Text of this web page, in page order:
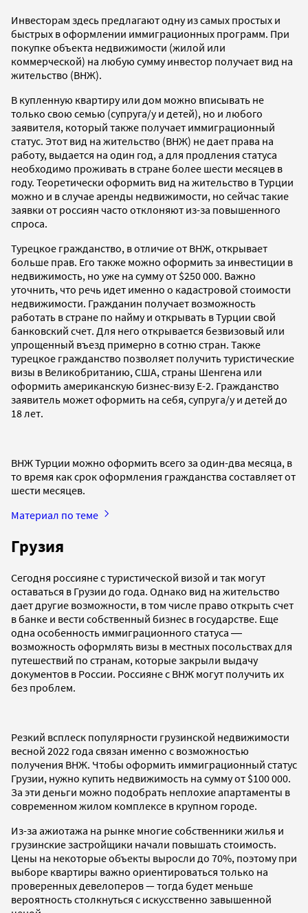
Инвесторам здесь предлагают одну из самых простых и
быстрых в оформлении иммиграционных программ. При
покупке объекта недвижимости (жилой или
коммерческой) на любую сумму инвестор получает вид на
жительство (ВНЖ).
В купленную квартиру или дом можно вписывать не
только свою семью (супруга/у и детей), но и любого
заявителя, который также получает иммиграционный
статус. Этот вид на жительство (ВНЖ) не дает права на
работу, выдается на один год, а для продления статуса
необходимо проживать в стране более шести месяцев в
году. Теоретически оформить вид на жительство в Турции
можно и в случае аренды недвижимости, но сейчас такие
заявки от россиян часто отклоняют из-за повышенного
спроса.
Турецкое гражданство, в отличие от ВНЖ, открывает
больше прав. Его также можно оформить за инвестиции в
недвижимость, но уже на сумму от $250 000. Важно
уточнить, что речь идет именно о кадастровой стоимости
недвижимости. Гражданин получает возможность
работать в стране по найму и открывать в Турции свой
банковский счет. Для него открывается безвизовый или
упрощенный въезд примерно в сотню стран. Также
турецкое гражданство позволяет получить туристические
визы в Великобританию, США, страны Шенгена или
оформить американскую бизнес-визу Е-2. Гражданство
заявитель может оформить на себя, супругa/у и детей до
18 лет.
ВНЖ Турции можно оформить всего за один-два месяца, в
то время как срок оформления гражданства составляет от
шести месяцев.
Материал по теме
Грузия
Сегодня россияне с туристической визой и так могут
оставаться в Грузии до года. Однако вид на жительство
дает другие возможности, в том числе право открыть счет
в банке и вести собственный бизнес в государстве. Еще
одна особенность иммиграционного статуса ―
возможность оформлять визы в местных посольствах для
путешествий по странам, которые закрыли выдачу
документов в России. Россияне с ВНЖ могут получить их
без проблем.
Резкий всплеск популярности грузинской недвижимости
весной 2022 года связан именно с возможностью
получения ВНЖ. Чтобы оформить иммиграционный статус
Грузии, нужно купить недвижимость на сумму от $100 000.
За эти деньги можно подобрать неплохие апартаменты в
современном жилом комплексе в крупном городе.
Из-за ажиотажа на рынке многие собственники жилья и
грузинские застройщики начали повышать стоимость.
Цены на некоторые объекты выросли до 70%, поэтому при
выборе квартиры важно ориентироваться только на
проверенных девелоперов — тогда будет меньше
вероятность столкнуться с искусственно завышенной